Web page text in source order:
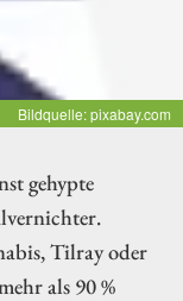
Bildquelle: pixabay.com
gehypte
Tilray oder
als 90 %